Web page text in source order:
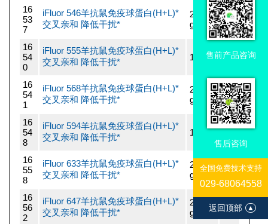
16
53
7
iFluor 546羊抗鼠免疫球蛋白(H+L)*
交叉亲和 降低干扰*
200 u
g
14
70
16
54
0
iFluor 555羊抗鼠免疫球蛋白(H+L)*
交叉亲和 降低干扰*
1 mg
14
70
16
54
1
iFluor 568羊抗鼠免疫球蛋白(H+L)*
交叉亲和 降低干扰*
200 u
g
14
70
16
54
8
iFluor 594羊抗鼠免疫球蛋白(H+L)*
交叉亲和 降低干扰*
1 mg
14
70
16
55
8
iFluor 633羊抗鼠免疫球蛋白(H+L)*
交叉亲和 降低干扰*
200 u
g
14
70
16
56
2
iFluor 647羊抗鼠免疫球蛋白(H+L)*
交叉亲和 降低干扰*
200 u
g
14
70
售前产品咨询
售后咨询
全国免费技术支持
029-68064558
返回顶部 ▲